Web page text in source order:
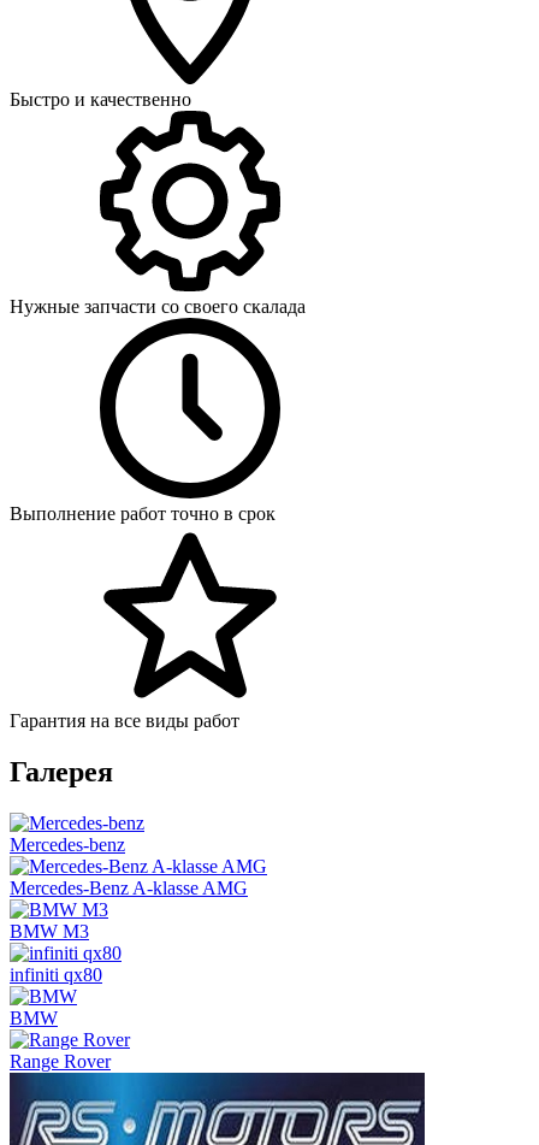
Быстро и качественно
Нужные запчасти со своего скалада
Выполнение работ точно в срок
Гарантия на все виды работ
Галерея
Mercedes-benz
Mercedes-Benz A-klasse AMG
BMW M3
infiniti qx80
BMW
Range Rover